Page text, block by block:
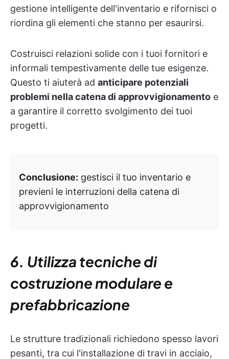
gestione intelligente dell'inventario e rifornisci o
riordina gli elementi che stanno per esaurirsi.
Costruisci relazioni solide con i tuoi fornitori e
informali tempestivamente delle tue esigenze.
Questo ti aiuterà ad anticipare potenziali
problemi nella catena di approvvigionamento e
a garantire il corretto svolgimento dei tuoi
progetti.
Conclusione: gestisci il tuo inventario e
previeni le interruzioni della catena di
approvvigionamento
6. Utilizza tecniche di
costruzione modulare e
prefabbricazione
Le strutture tradizionali richiedono spesso lavori
pesanti, tra cui l'installazione di travi in acciaio,